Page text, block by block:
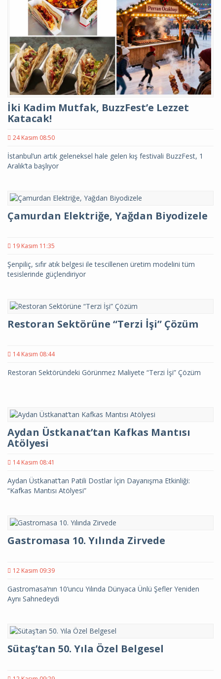
İki Kadim Mutfak, BuzzFest’e Lezzet
Katacak!
24 Kasım 08:50
İstanbul’un artık geleneksel hale gelen kış festivali BuzzFest, 1
Aralık’ta başlıyor
Çamurdan Elektriğe, Yağdan Biyodizele
19 Kasım 11:35
Şenpiliç, sıfır atık belgesi ile tescillenen üretim modelini tüm
tesislerinde güçlendiriyor
Restoran Sektörüne “Terzi İşi” Çözüm
14 Kasım 08:44
Restoran Sektöründeki Görünmez Maliyete “Terzi İşi” Çözüm
Aydan Üstkanat’tan Kafkas Mantısı
Atölyesi
14 Kasım 08:41
Aydan Üstkanat’tan Patili Dostlar İçin Dayanışma Etkinliği:
“Kafkas Mantısı Atölyesi”
Gastromasa 10. Yılında Zirvede
12 Kasım 09:39
Gastromasa’nın 10’uncu Yılında Dünyaca Ünlü Şefler Yeniden
Aynı Sahnedeydi
Sütaş’tan 50. Yıla Özel Belgesel